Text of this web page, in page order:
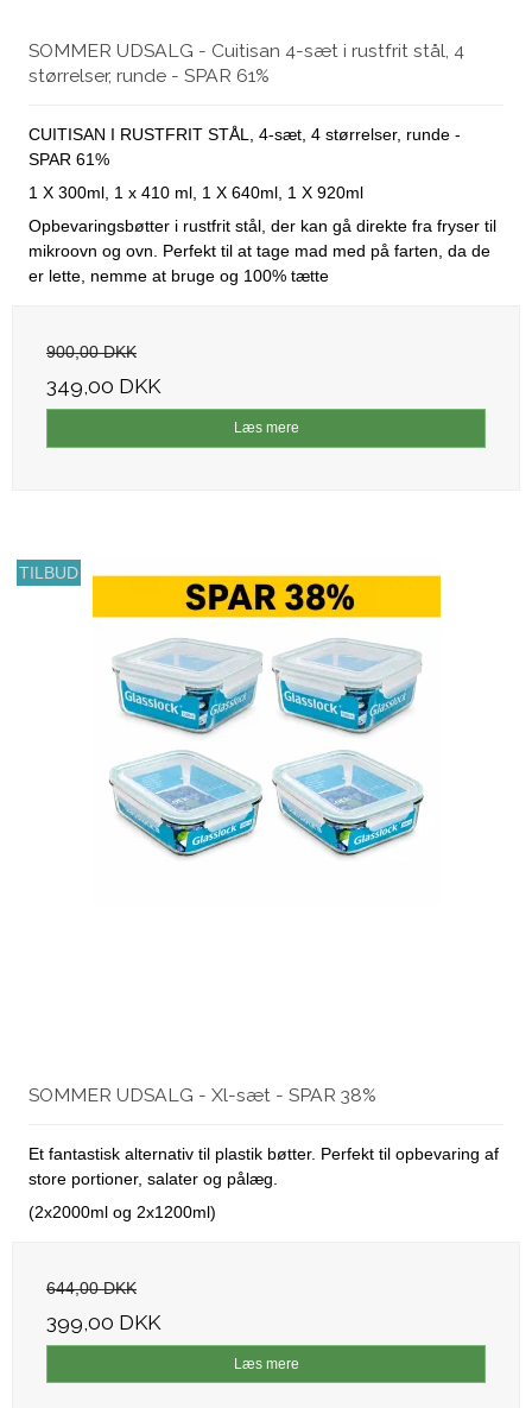
SOMMER UDSALG - Cuitisan 4-sæt i rustfrit stål, 4
størrelser, runde - SPAR 61%
CUITISAN I RUSTFRIT STÅL, 4-sæt, 4 størrelser, runde -
SPAR 61%
1 X 300ml, 1 x 410 ml, 1 X 640ml, 1 X 920ml
Opbevaringsbøtter i rustfrit stål, der kan gå direkte fra fryser til
mikroovn og ovn. Perfekt til at tage mad med på farten, da de
er lette, nemme at bruge og 100% tætte
900,00 DKK
349,00 DKK
Læs mere
TILBUD
SOMMER UDSALG - Xl-sæt - SPAR 38%
Et fantastisk alternativ til plastik bøtter. Perfekt til opbevaring af
store portioner, salater og pålæg.
(2x2000ml og 2x1200ml)
644,00 DKK
399,00 DKK
Læs mere